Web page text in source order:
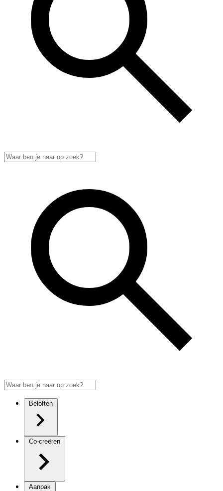
Beloften
Co-creëren
Aanpak